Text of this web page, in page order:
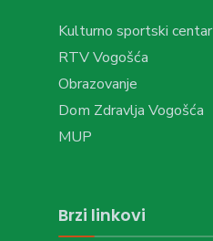
Kulturno sportski centar
RTV Vogošća
Obrazovanje
Dom Zdravlja Vogošća
MUP
Brzi linkovi